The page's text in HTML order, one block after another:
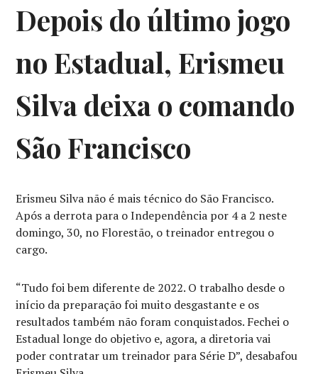
Depois do último jogo
no Estadual, Erismeu
Silva deixa o comando
São Francisco
Erismeu Silva não é mais técnico do São Francisco.
Após a derrota para o Independência por 4 a 2 neste
domingo, 30, no Florestão, o treinador entregou o
cargo.
“Tudo foi bem diferente de 2022. O trabalho desde o
início da preparação foi muito desgastante e os
resultados também não foram conquistados. Fechei o
Estadual longe do objetivo e, agora, a diretoria vai
poder contratar um treinador para Série D”, desabafou